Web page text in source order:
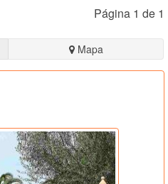
Página 1 de 1
Mapa